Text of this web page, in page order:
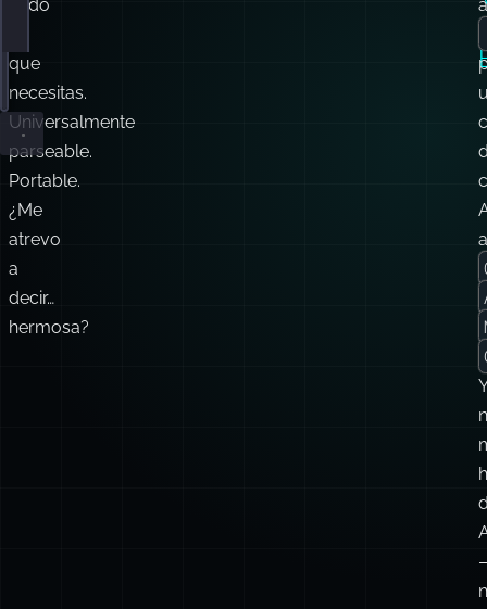
Terminal window
postgres://user:pass@host:5432/dbname
sola
cadena.
Todo
lo
que
necesitas.
Universalmente
Portable.
¿Me
fuera 1999?